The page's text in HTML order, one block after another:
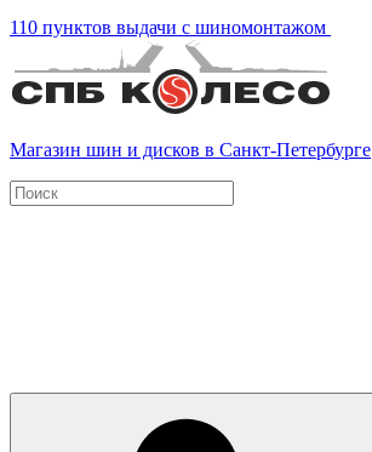
110 пунктов выдачи с шиномонтажом
Магазин шин и дисков в Санкт-Петербурге